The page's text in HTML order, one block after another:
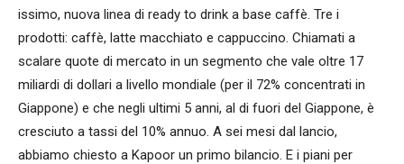
issimo, nuova linea di ready to drink a base caffè. Tre i
prodotti: caffè, latte macchiato e cappuccino. Chiamati a
scalare quote di mercato in un segmento che vale oltre 17
miliardi di dollari a livello mondiale (per il 72% concentrati in
Giappone) e che negli ultimi 5 anni, al di fuori del Giappone, è
cresciuto a tassi del 10% annuo. A sei mesi dal lancio,
abbiamo chiesto a Kapoor un primo bilancio. E i piani per